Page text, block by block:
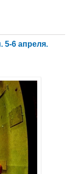
5-6 апреля.